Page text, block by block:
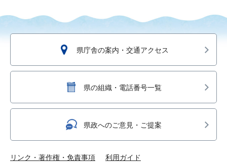
県庁舎の案内・交通アクセス
県の組織・電話番号一覧
県政へのご意見・ご提案
リンク・著作権・免責事項 利用ガイド